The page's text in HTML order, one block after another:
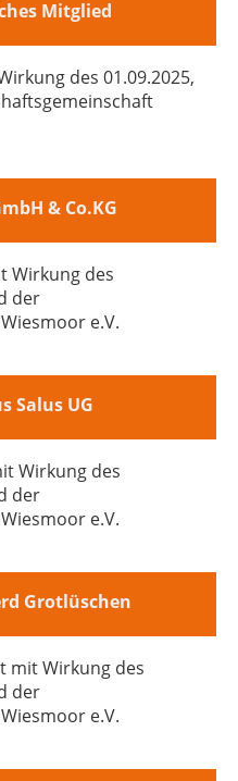
Mitglied
des 01.09.2025,
& Co.KG
Wirkung des
der
e.V.
Salus UG
Wirkung des
der
e.V.
Grotlüschen
mit Wirkung des
der
e.V.